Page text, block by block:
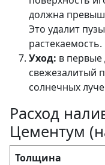
должна
Это удалит
растекаемость.
Уход: в первые
свежезалитый
солнечных
Расход
Цементум
Толщина